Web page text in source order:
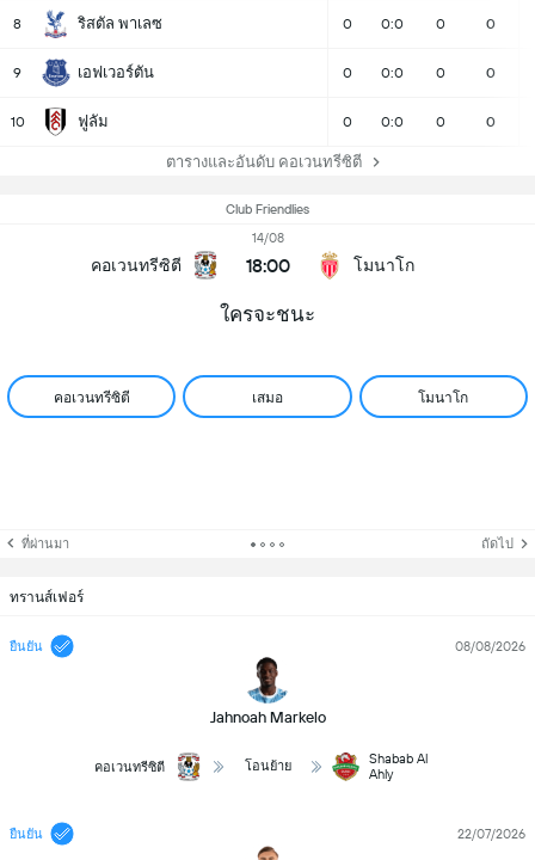
8 ริสตัล พาเลซ 0 0:0 0 0
9 เอฟเวอร์ตัน 0 0:0 0 0
10 ฟูลัม 0 0:0 0 0
ตารางและอันดับ คอเวนทรีซิตี
Club Friendlies
คอเวนทรีซิตี
14/08
18:00 โมนาโก
ใครจะชนะ
คอเวนทรีซิตี เสมอ โมนาโก
ที่ผ่านมา ถัดไป
ทรานส์เฟอร์
ยืนยัน
Jahnoah Markelo
08/08/2026
คอเวนทรีซิตี โอนย้าย
Shabab Al
Ahly
ยืนยัน 22/07/2026